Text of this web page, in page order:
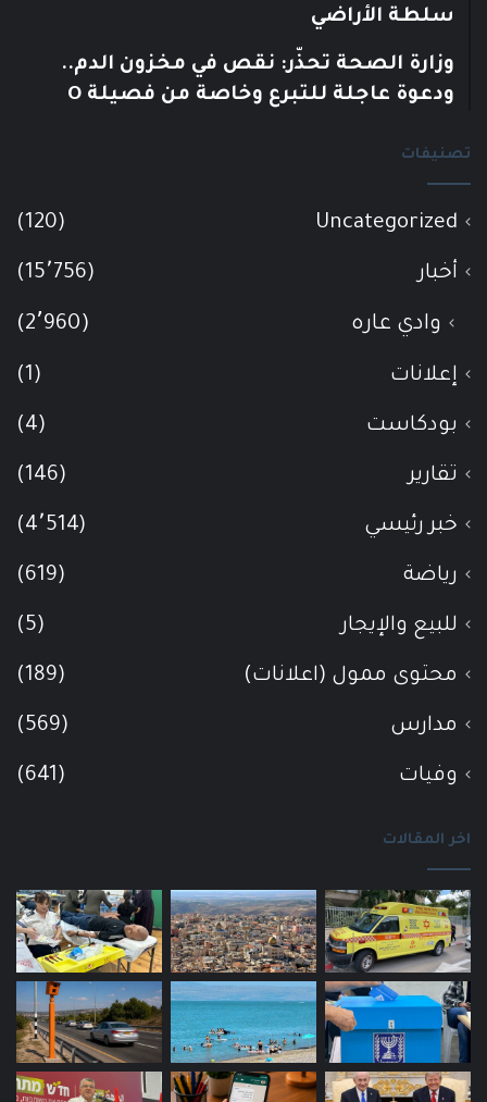
سلطة الأراضي
وزارة الصحة تحذّر: نقص في مخزون الدم..
ودعوة عاجلة للتبرع وخاصة من فصيلة O
تصنيفات
Uncategorized
(120)
أخبار (15٬756)
وادي عاره (2٬960)
إعلانات (1)
بودكاست (4)
تقارير (146)
خبر رئيسي (4٬514)
رياضة (619)
للبيع والإيجار (5)
محتوى ممول (اعلانات) (189)
مدارس (569)
وفيات (641)
اخر المقالات